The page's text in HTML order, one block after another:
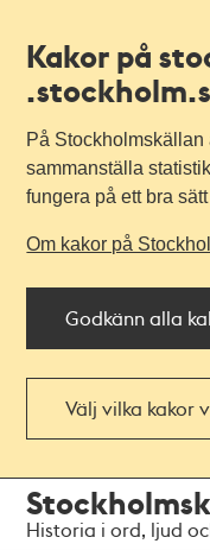
Kakor på
På Stockholmskällan
sammanställa
fungera på ett bra
Om kakor på
Godkänn alla
Välj vilka kakor
navigationen
huvudinnehållet
Historia i ord, ljud